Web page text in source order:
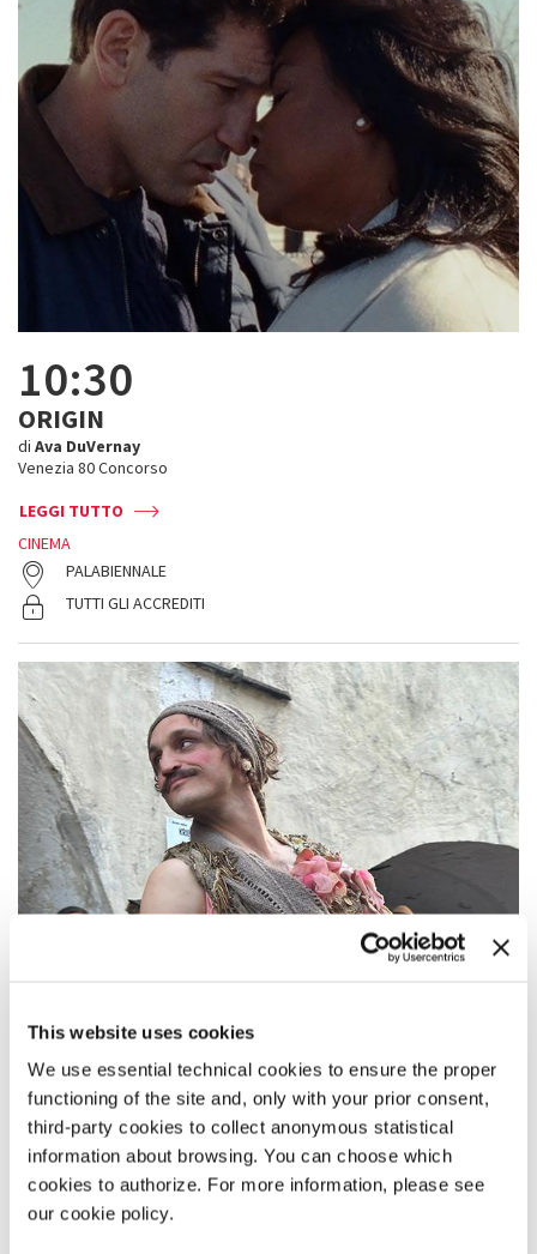
This website uses cookies
We use essential technical cookies to ensure the proper
functioning of the site and, only with your prior consent,
third-party cookies to collect anonymous statistical
information about browsing. You can choose which
cookies to authorize. For more information, please see
our cookie policy.
10:30
ORIGIN
di Ava DuVernay
Venezia 80 Concorso
LEGGI TUTTO
CINEMA
PALABIENNALE
TUTTI GLI ACCREDITI
10:45